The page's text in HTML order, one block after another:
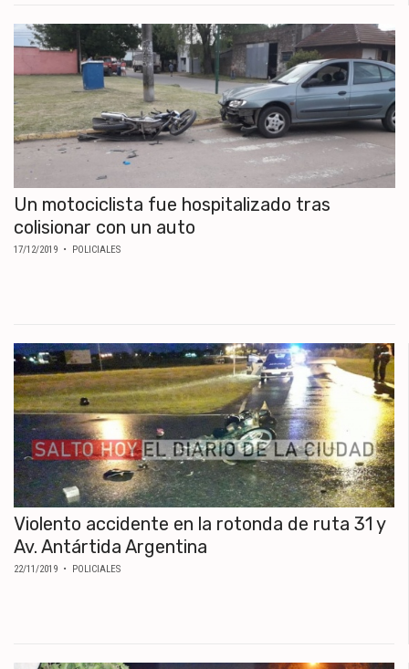
Un motociclista fue hospitalizado tras
colisionar con un auto
17/12/2019 • POLICIALES
Violento accidente en la rotonda de ruta 31 y
Av. Antártida Argentina
22/11/2019 • POLICIALES